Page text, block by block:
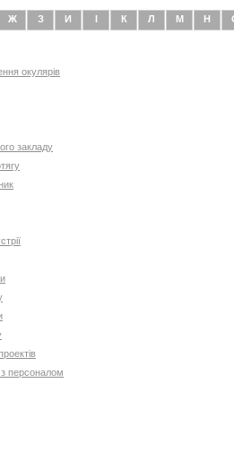
Ж З И І К Л М Н
окулярів
закладу
персоналом